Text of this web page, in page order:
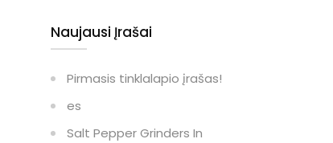
Naujausi Įrašai
Pirmasis tinklalapio įrašas!
es
Salt Pepper Grinders In